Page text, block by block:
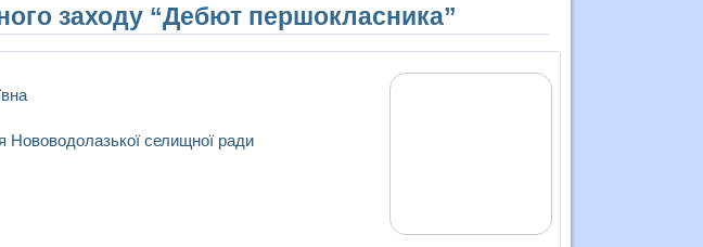
заходу “Дебют першокласника”
Нововодолазької селищної ради